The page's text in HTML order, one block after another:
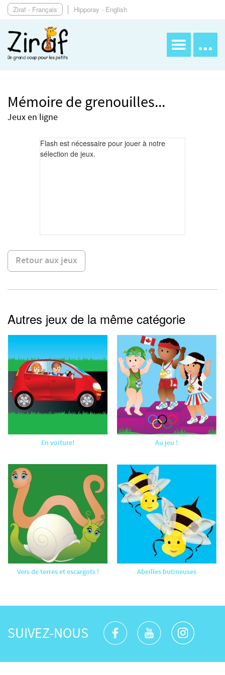
Ziraf - Français Hipporay - English
Mémoire de grenouilles...
Jeux en ligne
Flash est nécessaire pour jouer à notre
sélection de jeux.
Retour aux jeux
Autres jeux de la même catégorie
En voiture! Au jeu !
Vers de terres et escargots ! Abeilles butineuses
SUIVEZ-NOUS